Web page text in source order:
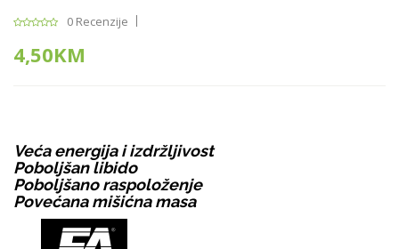
0 Recenzije
4,50KM
Veća energija i izdržljivost
Poboljšan libido
Poboljšano raspoloženje
Povećana mišićna masa